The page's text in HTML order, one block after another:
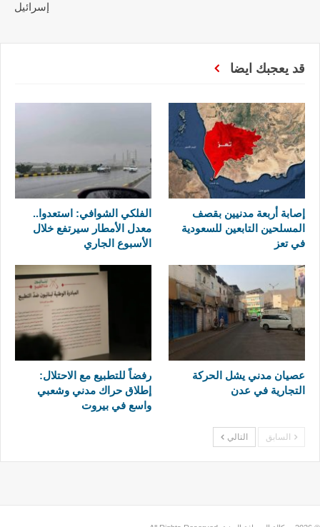
إسرائيل
قد يعجبك ايضا
إصابة أربعة مدنيين بقصف
المسلحين التابعين للسعودية
في تعز
الفلكي الشوافي: استعدوا..
معدل الأمطار سيرتفع خلال
الأسبوع الجاري
عصيان مدني يشل الحركة
التجارية في عدن
رفضاً للتطبيع مع الاحتلال:
إطلاق حراك مدني وشعبي
واسع في بيروت
السابق التالي